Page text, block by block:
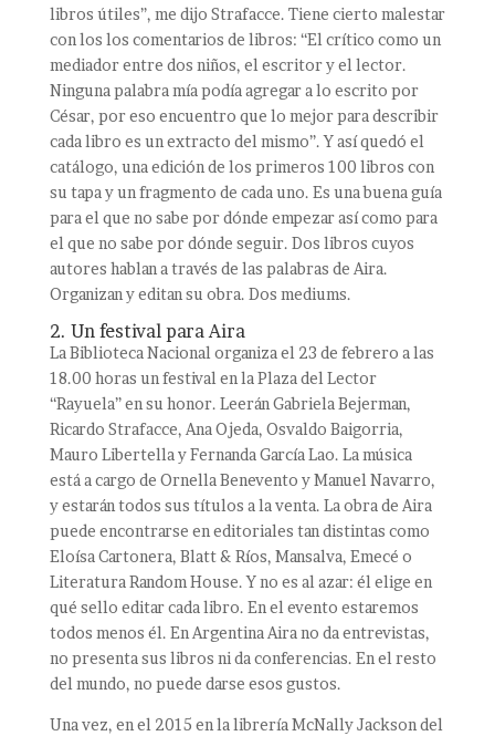
libros útiles”, me dijo Strafacce. Tiene cierto malestar
con los los comentarios de libros: “El crítico como un
mediador entre dos niños, el escritor y el lector.
Ninguna palabra mía podía agregar a lo escrito por
César, por eso encuentro que lo mejor para describir
cada libro es un extracto del mismo”. Y así quedó el
catálogo, una edición de los primeros 100 libros con
su tapa y un fragmento de cada uno. Es una buena guía
para el que no sabe por dónde empezar así como para
el que no sabe por dónde seguir. Dos libros cuyos
autores hablan a través de las palabras de Aira.
Organizan y editan su obra. Dos mediums.
2. Un festival para Aira
La Biblioteca Nacional organiza el 23 de febrero a las
18.00 horas un festival en la Plaza del Lector
“Rayuela” en su honor. Leerán Gabriela Bejerman,
Ricardo Strafacce, Ana Ojeda, Osvaldo Baigorria,
Mauro Libertella y Fernanda García Lao. La música
está a cargo de Ornella Benevento y Manuel Navarro,
y estarán todos sus títulos a la venta. La obra de Aira
puede encontrarse en editoriales tan distintas como
Eloísa Cartonera, Blatt & Ríos, Mansalva, Emecé o
Literatura Random House. Y no es al azar: él elige en
qué sello editar cada libro. En el evento estaremos
todos menos él. En Argentina Aira no da entrevistas,
no presenta sus libros ni da conferencias. En el resto
del mundo, no puede darse esos gustos.
Una vez, en el 2015 en la librería McNally Jackson del